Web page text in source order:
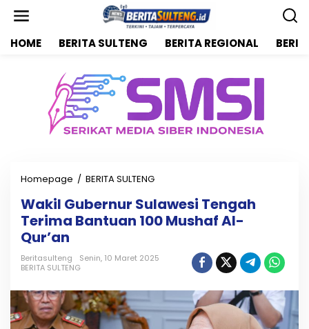
HOME BERITA SULTENG BERITA REGIONAL
Homepage / BERITA SULTENG
k
i
u
n
Wakil Gubernur Sulawesi Tengah
Terima Bantuan 100 Mushaf Al-
Qur’an
Beritasulteng
Senin, 10 Maret 2025
BERITA SULTENG